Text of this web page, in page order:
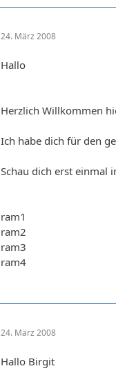
24. März 2008
Hallo
Herzlich Willkommen
Ich habe dich für den
Schau dich erst einmal
ram1
ram2
ram3
ram4
24. März 2008
Hallo Birgit